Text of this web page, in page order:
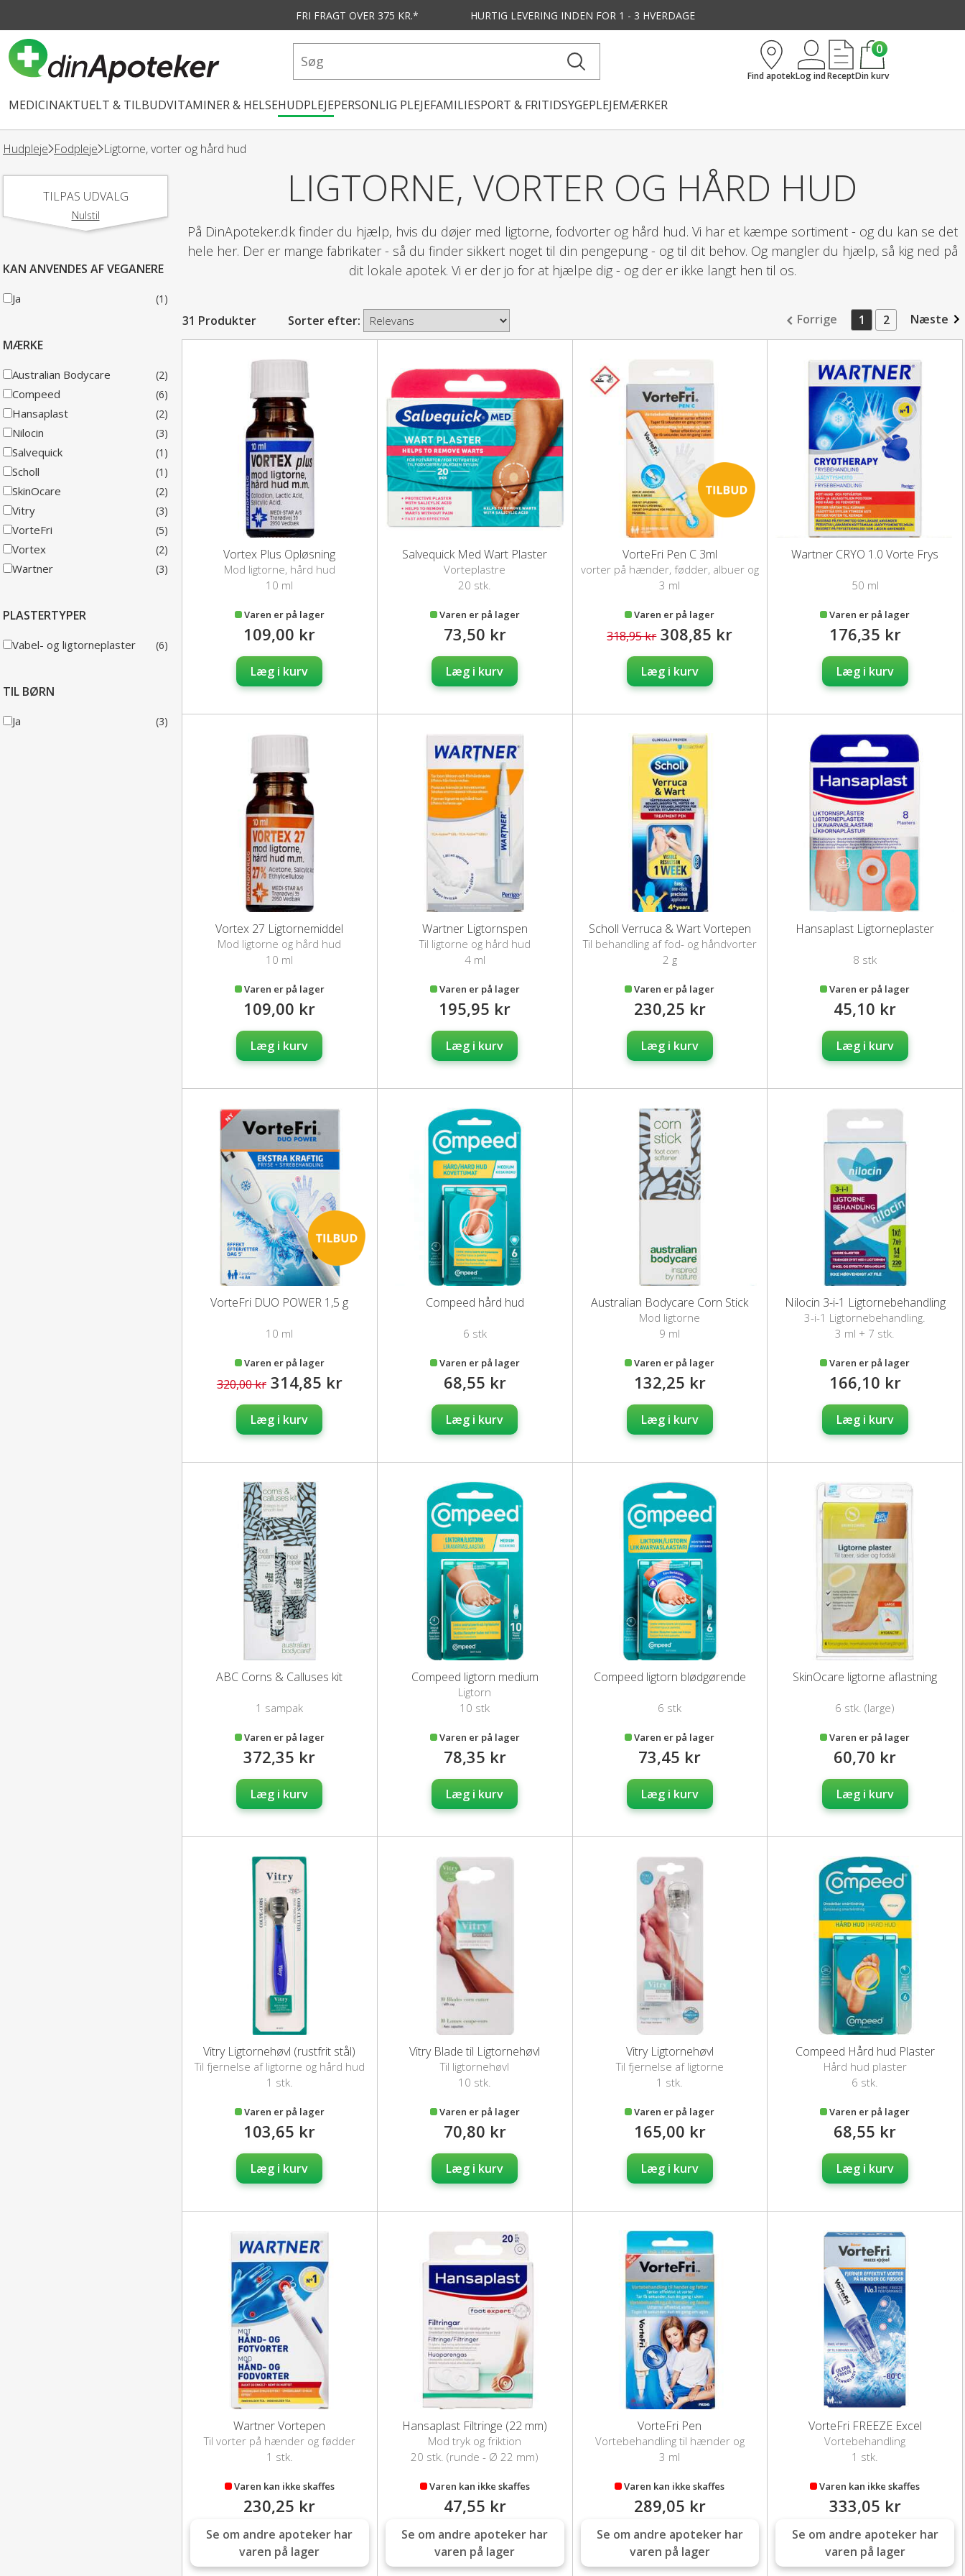
FRI FRAGT OVER 375 KR.* HURTIG LEVERING INDEN FOR 1 - 3 HVERDAGE
MEDICINAKTUELT & TILBUDVITAMINER & HELSEHUDPLEJEPERSONLIG PLEJEFAMILIESPORT & FRITIDSYGEPLEJEMÆRKER
Find apotekLog indRecept
0
Din kurv
Hudpleje Fodpleje Ligtorne, vorter og hård hud
TILPAS UDVALG
Nulstil
KAN ANVENDES AF VEGANERE
Ja (1)
MÆRKE
Australian Bodycare (2)
Compeed (6)
Hansaplast (2)
Nilocin (3)
Salvequick (1)
Scholl (1)
SkinOcare (2)
Vitry (3)
VorteFri (5)
Vortex (2)
Wartner (3)
PLASTERTYPER
Vabel- og ligtorneplaster (6)
TIL BØRN
Ja (3)
LIGTORNE, VORTER OG HÅRD HUD
På DinApoteker.dk finder du hjælp, hvis du døjer med ligtorne, fodvorter og hård hud. Vi har et kæmpe sortiment - og du kan se det
hele her. Der er mange fabrikater - så du finder sikkert noget til din pengepung - og til dit behov. Og mangler du hjælp, så kig ned på
dit lokale apotek. Vi er der jo for at hjælpe dig - og der er ikke langt hen til os.
31 Produkter Sorter efter: Forrige 1 2 Næste
Vortex Plus Opløsning
Mod ligtorne, hård hud
10 ml
Varen er på lager
109,00 kr
Læg i kurv
Salvequick Med Wart Plaster
Vorteplastre
20 stk.
Varen er på lager
73,50 kr
Læg i kurv
VorteFri Pen C 3ml
vorter på hænder, fødder, albuer og
knæ
3 ml
Varen er på lager
318,95 kr 308,85 kr
Læg i kurv
Wartner CRYO 1.0 Vorte Frys
50 ml
Varen er på lager
176,35 kr
Læg i kurv
Vortex 27 Ligtornemiddel
Mod ligtorne og hård hud
10 ml
Varen er på lager
109,00 kr
Læg i kurv
Wartner Ligtornspen
Til ligtorne og hård hud
4 ml
Varen er på lager
195,95 kr
Læg i kurv
Scholl Verruca & Wart Vortepen
Til behandling af fod- og håndvorter
2 g
Varen er på lager
230,25 kr
Læg i kurv
Hansaplast Ligtorneplaster
8 stk
Varen er på lager
45,10 kr
Læg i kurv
VorteFri DUO POWER 1,5 g
10 ml
Varen er på lager
320,00 kr 314,85 kr
Læg i kurv
Compeed hård hud
6 stk
Varen er på lager
68,55 kr
Læg i kurv
Australian Bodycare Corn Stick
Mod ligtorne
9 ml
Varen er på lager
132,25 kr
Læg i kurv
Nilocin 3-i-1 Ligtornebehandling
3-i-1 Ligtornebehandling.
3 ml + 7 stk.
Varen er på lager
166,10 kr
Læg i kurv
ABC Corns & Calluses kit
1 sampak
Varen er på lager
372,35 kr
Læg i kurv
Compeed ligtorn medium
Ligtorn
10 stk
Varen er på lager
78,35 kr
Læg i kurv
Compeed ligtorn blødgørende
6 stk
Varen er på lager
73,45 kr
Læg i kurv
SkinOcare ligtorne aflastning
6 stk. (large)
Varen er på lager
60,70 kr
Læg i kurv
Vitry Ligtornehøvl (rustfrit stål)
Til fjernelse af ligtorne og hård hud
1 stk.
Varen er på lager
103,65 kr
Læg i kurv
Vitry Blade til Ligtornehøvl
Til ligtornehøvl
10 stk.
Varen er på lager
70,80 kr
Læg i kurv
Vitry Ligtornehøvl
Til fjernelse af ligtorne
1 stk.
Varen er på lager
165,00 kr
Læg i kurv
Compeed Hård hud Plaster
Hård hud plaster
6 stk.
Varen er på lager
68,55 kr
Læg i kurv
Wartner Vortepen
Til vorter på hænder og fødder
1 stk.
Varen kan ikke skaffes
230,25 kr
Se om andre apoteker har
varen på lager
Hansaplast Filtringe (22 mm)
Mod tryk og friktion
20 stk. (runde - Ø 22 mm)
Varen kan ikke skaffes
47,55 kr
Se om andre apoteker har
varen på lager
VorteFri Pen
Vortebehandling til hænder og
fødder
3 ml
Varen kan ikke skaffes
289,05 kr
Se om andre apoteker har
varen på lager
VorteFri FREEZE Excel
Vortebehandling
1 stk.
Varen kan ikke skaffes
333,05 kr
Se om andre apoteker har
varen på lager